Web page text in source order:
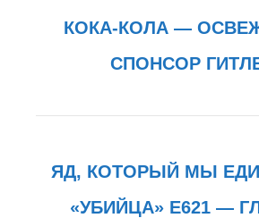
КОКА-КОЛА —
СПОНСОР
ЯД, КОТОРЫЙ МЫ
«УБИЙЦА» Е621 —